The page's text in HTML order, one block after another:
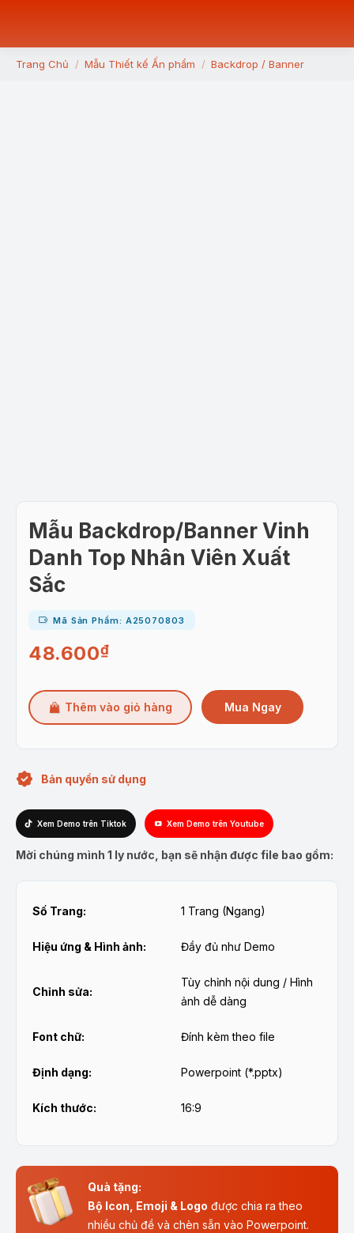
You are here:
Trang Chủ Mẫu Thiết kế Ấn phẩm Backdrop / Banner
Mẫu Backdrop/Banner Vinh
Danh Top Nhân Viên Xuất
Sắc
Mã Sản Phẩm: A25070803
48.600₫
Thêm vào giỏ hàng Mua Ngay
Bản quyền sử dụng
Xem Demo trên Tiktok Xem Demo trên Youtube
Mời chúng mình 1 ly nước, bạn sẽ nhận được file bao gồm:
Số Trang: 1 Trang (Ngang)
Hiệu ứng & Hình ảnh: Đầy đủ như Demo
Chỉnh sửa:
Tùy chỉnh nội dung / Hình
ảnh dễ dàng
Font chữ: Đính kèm theo file
Định dạng: Powerpoint (*.pptx)
Kích thước: 16:9
Quà tặng:
Bộ Icon, Emoji & Logo được chia ra theo
nhiều chủ đề và chèn sẵn vào Powerpoint.